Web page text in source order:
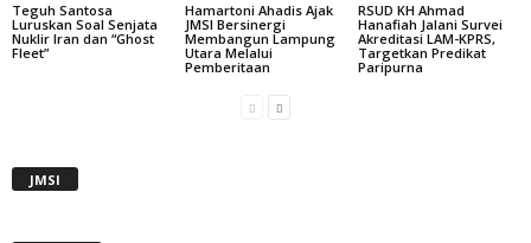
Teguh Santosa
Luruskan Soal Senjata
Nuklir Iran dan “Ghost
Fleet”
Hamartoni Ahadis Ajak
JMSI Bersinergi
Membangun Lampung
Utara Melalui
Pemberitaan
RSUD KH Ahmad
Hanafiah Jalani Survei
Akreditasi LAM-KPRS,
Targetkan Predikat
Paripurna
JMSI